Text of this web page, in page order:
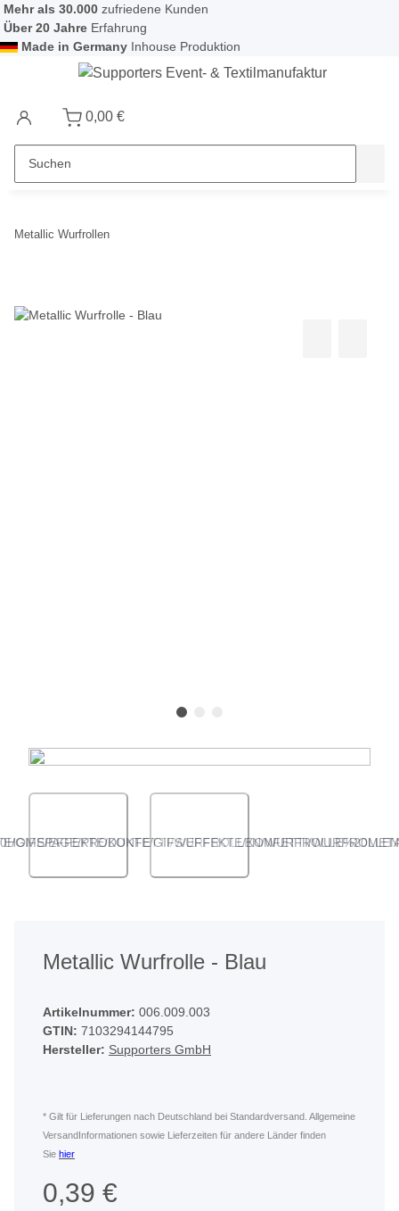
Mehr als 30.000 zufriedene Kunden
Über 20 Jahre Erfahrung
Made in Germany Inhouse Produktion
0,00 €
Metallic Wurfrollen
ANGLED VIEW ANGLED VIEW
Metallic Wurfrolle - Blau
Artikelnummer: 006.009.003
GTIN: 7103294144795
Hersteller: Supporters GmbH
* Gilt für Lieferungen nach Deutschland bei Standardversand. Allgemeine
VersandInformationen sowie Lieferzeiten für andere Länder finden
Sie hier
0,39 €